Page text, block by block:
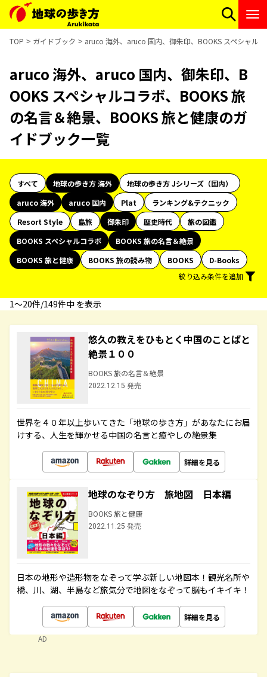
TOP ガイドブック aruco 海外、aruco 国内、御朱印、BOOKS スペシャル
aruco 海外、aruco 国内、御朱印、B
OOKS スペシャルコラボ、BOOKS 旅
の名言＆絶景、BOOKS 旅と健康のガ
イドブック一覧
すべて 地球の歩き方 海外
地球の歩き方 Jシリーズ（国内）
aruco 海外
aruco 国内 Plat
ランキング&テクニック
Resort Style
島旅 御朱印 歴史時代
旅の図鑑
BOOKS スペシャルコラボ
BOOKS 旅の名言＆絶景
BOOKS 旅と健康
BOOKS 旅の読み物 BOOKS
D-Books
絞り込み条件を追加
1〜20件/149件中 を表示
悠久の教えをひもとく中国のことばと
絶景１００
BOOKS 旅の名言＆絶景
2022.12.15 発売
世界を４０年以上歩いてきた「地球の歩き方」があなたにお届
けする、人生を輝かせる中国の名言と癒やしの絶景集
詳細を見る
地球のなぞり方 旅地図 日本編
BOOKS 旅と健康
2022.11.25 発売
日本の地形や造形物をなぞって学ぶ新しい地図本！観光名所や
橋、川、湖、半島など旅気分で地図をなぞって脳もイキイキ！
詳細を見る
AD